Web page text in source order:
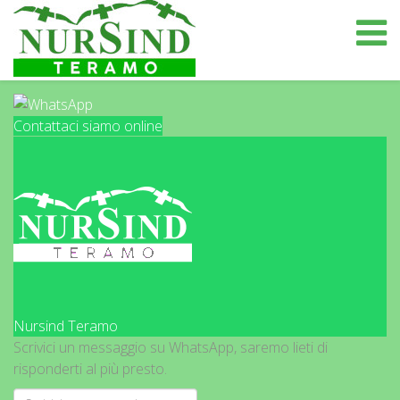
Contattaci siamo online
Nursind Teramo
Scrivici un messaggio su WhatsApp, saremo lieti di
risponderti al più presto.